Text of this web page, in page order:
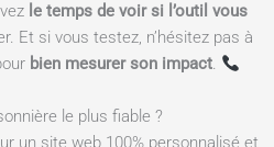
le temps de voir si l’outil vous
Et si vous testez, n’hésitez pas à
bien mesurer son impact.
le plus fiable ?
un site web 100% personnalisé et